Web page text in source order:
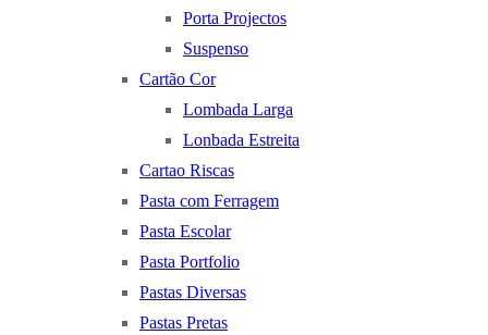
Porta Projectos
Suspenso
Cartão Cor
Lombada Larga
Lonbada Estreita
Cartao Riscas
Pasta com Ferragem
Pasta Escolar
Pasta Portfolio
Pastas Diversas
Pastas Pretas